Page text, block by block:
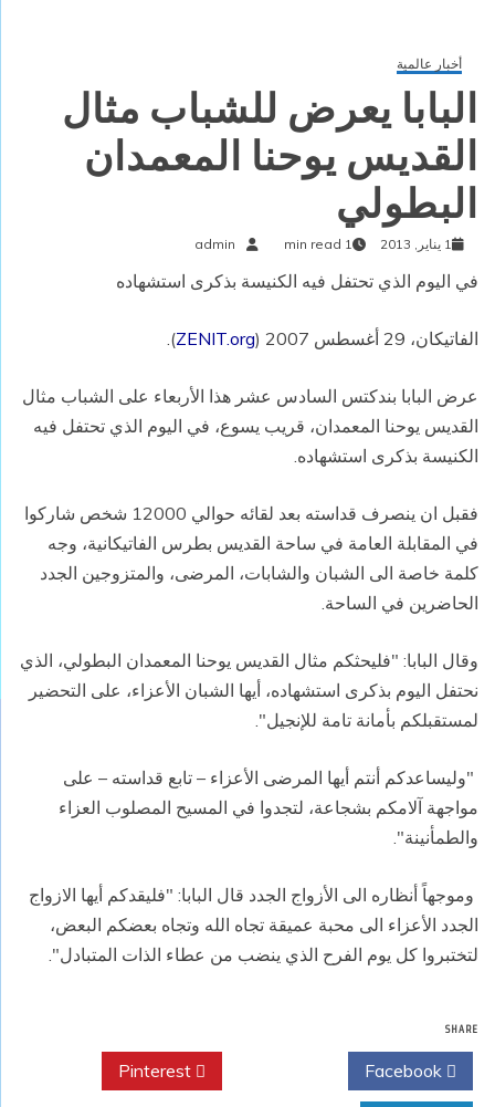
أخبار عالمية
البابا يعرض للشباب مثال
القديس يوحنا المعمدان
البطولي
1 يناير, 2013 1 min read
admin
في اليوم الذي تحتفل فيه الكنيسة بذكرى استشهاده
الفاتيكان، 29 أغسطس 2007 ( ZENIT.org
).
عرض البابا بندكتس السادس عشر هذا الأربعاء على الشباب مثال
القديس يوحنا المعمدان، قريب يسوع، في اليوم الذي تحتفل فيه
الكنيسة بذكرى استشهاده.
فقبل ان ينصرف قداسته بعد لقائه حوالي 12000 شخص شاركوا
في المقابلة العامة في ساحة القديس بطرس الفاتيكانية، وجه
كلمة خاصة الى الشبان والشابات، المرضى، والمتزوجين الجدد
الحاضرين في الساحة.
وقال البابا: "فليحثكم مثال القديس يوحنا المعمدان البطولي، الذي
نحتفل اليوم بذكرى استشهاده، أيها الشبان الأعزاء، على التحضير
لمستقبلكم بأمانة تامة للإنجيل".
"وليساعدكم أنتم أيها المرضى الأعزاء – تابع قداسته – على
مواجهة آلامكم بشجاعة، لتجدوا في المسيح المصلوب العزاء
والطمأنينة".
وموجهاً أنظاره الى الأزواج الجدد قال البابا: "فليقدكم أيها الازواج
الجدد الأعزاء الى محبة عميقة تجاه الله وتجاه بعضكم البعض،
لتختبروا كل يوم الفرح الذي ينضب من عطاء الذات المتبادل".
SHARE